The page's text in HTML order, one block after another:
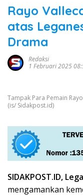
Rayo
atas
Drama
Redaksi
1 Februari 2025
Tampak Para Pemain
(is/ Sidakpost.id)
SIDAKPOST.ID,
mengamankan